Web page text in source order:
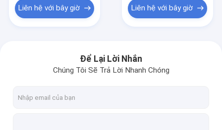
Yêu cầu báo giá
Bộ lọc ống tiêm phòng thí nghiệm
Liên hệ với bây giờ Liên hệ với bây giờ
Để Lại Lời Nhắn
Chúng Tôi Sẽ Trả Lời Nhanh Chóng